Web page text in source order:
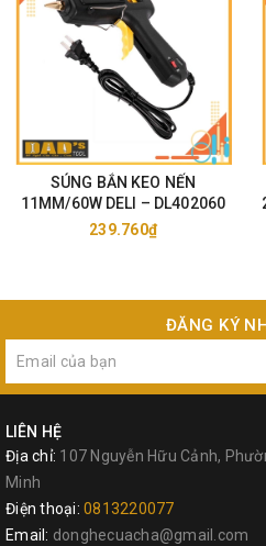
Hoàn hàng – đổi trả theo quy
sai mã, hàng đặt sai nhưng vẫn
#TOTAL#INGCO#WADFOW #DCA
#DELI#C-
#STANLEY#DEWALT#OLFA
SÚNG BẮN KEO NẾN
11MM/60W DELI – DL402060
239.760₫
ĐĂNG KÝ
LIÊN HỆ
Địa chỉ: 107 Nguyễn Hữu Cảnh,
Minh
Điện thoại: 0813220077
Email: donghecuacha@gmail.com